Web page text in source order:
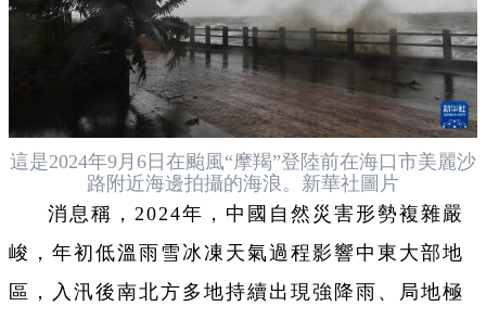
這是2024年9月6日在颱風“摩羯”登陸前在海口市美麗沙
路附近海邊拍攝的海浪。新華社圖片
消息稱，2024年，中國自然災害形勢複雜嚴
峻，年初低溫雨雪冰凍天氣過程影響中東大部地
區，入汛後南北方多地持續出現強降雨、局地極